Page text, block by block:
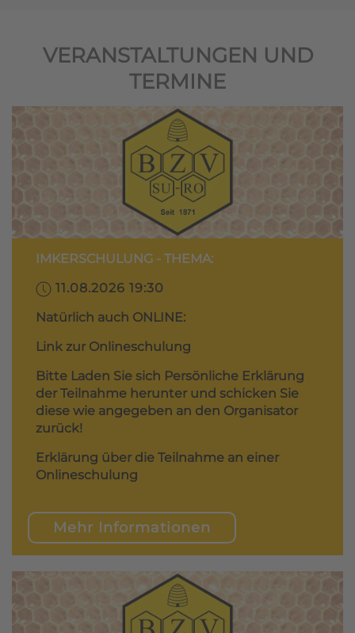
VERANSTALTUNGEN UND
TERMINE
IMKERSCHULUNG - THEMA:
11.08.2026 19:30
Natürlich auch ONLINE:
Link zur Onlineschulung
Bitte Laden Sie sich Persönliche Erklärung
der Teilnahme herunter und schicken Sie
diese wie angegeben an den Organisator
zurück!
Erklärung über die Teilnahme an einer
Onlineschulung
Mehr Informationen